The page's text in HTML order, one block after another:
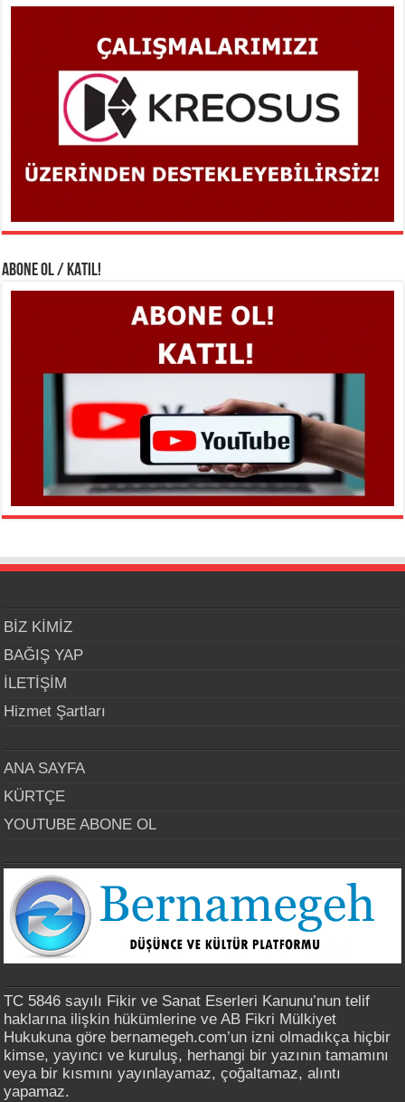
ABONE OL / KATIL!
BİZ KİMİZ
BAĞIŞ YAP
İLETİŞİM
Hizmet Şartları
ANA SAYFA
KÜRTÇE
YOUTUBE ABONE OL
TC 5846 sayılı Fikir ve Sanat Eserleri Kanunu’nun telif
haklarına ilişkin hükümlerine ve AB Fikri Mülkiyet
Hukukuna göre bernamegeh.com’un izni olmadıkça hiçbir
kimse, yayıncı ve kuruluş, herhangi bir yazının tamamını
veya bir kısmını yayınlayamaz, çoğaltamaz, alıntı
yapamaz.